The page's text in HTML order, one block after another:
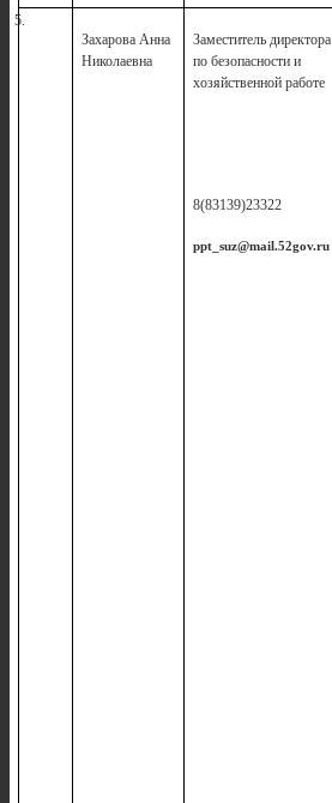
5.
Захарова Анна
Николаевна
Заместитель директора
по безопасности и
хозяйственной работе
8(83139)23322
ppt_suz@mail.52gov.ru